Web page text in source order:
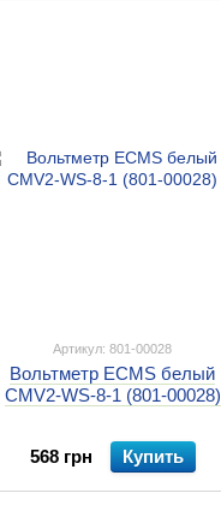
Артикул: 801-00028
Вольтметр ECMS белый
CMV2-WS-8-1 (801-00028)
568 грн Купить